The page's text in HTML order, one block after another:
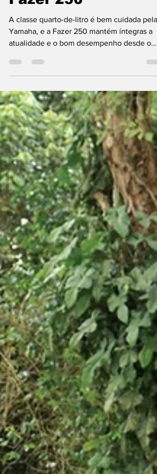
4 de out. de 2020
3 min de leitura
Fazer 250
A classe quarto-de-litro é bem cuidada pela
Yamaha, e a Fazer 250 mantém íntegras a
lançamento em 2017